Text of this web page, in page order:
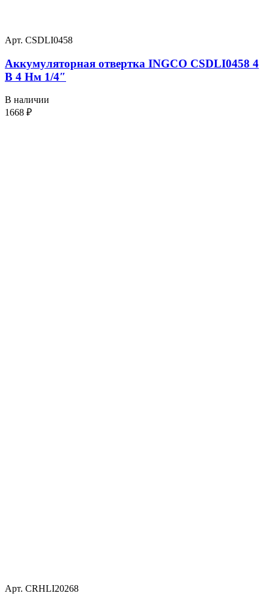
Арт. CSDLI0458
Аккумуляторная отвертка INGCO CSDLI0458 4
В 4 Нм 1/4″
В наличии
1668 ₽
Арт. CRHLI20268